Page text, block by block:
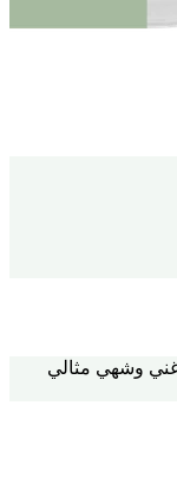
وشهي مثالي